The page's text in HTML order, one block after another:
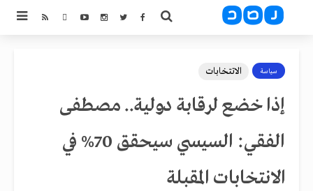
سياسة الاتتخابات
إذا خضع لرقابة دولية.. مصطفى
الفقي: السيسي سيحقق 70% في
الانتخابات المقبلة